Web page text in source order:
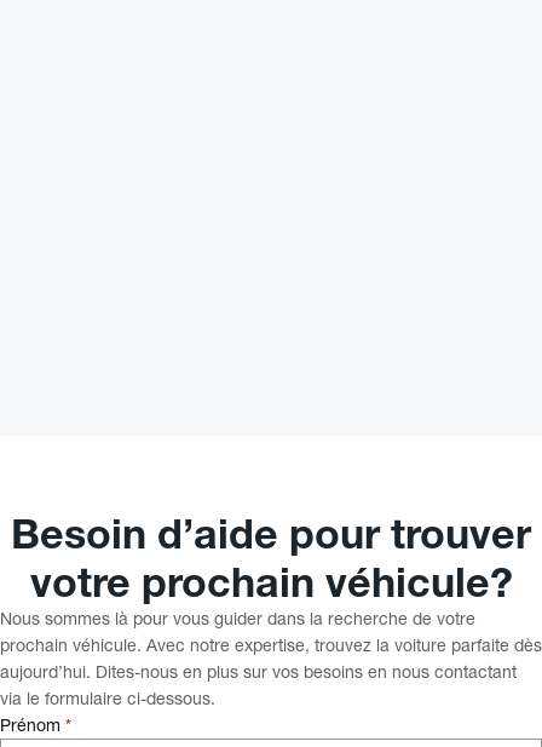
Besoin d’aide pour trouver
votre prochain véhicule?
Nous sommes là pour vous guider dans la recherche de votre
prochain véhicule. Avec notre expertise, trouvez la voiture parfaite dès
aujourd’hui. Dites-nous en plus sur vos besoins en nous contactant
via le formulaire ci-dessous.
Prénom *